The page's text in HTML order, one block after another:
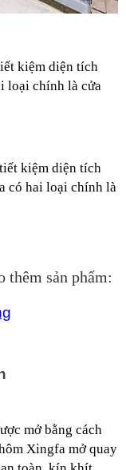
kiệm diện tích
loại chính là cửa
kiệm diện tích
có hai loại chính là
thêm sản phẩm:
mở bằng cách
Xingfa mở quay